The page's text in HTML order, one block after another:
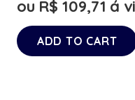
ou R$ 109,71 á
ADD TO CART